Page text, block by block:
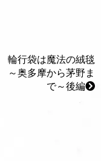
輪行袋は魔法の絨毯
～奥多摩から茅野ま
で～後編